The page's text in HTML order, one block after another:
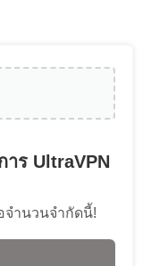
ร UltraVPN
จำนวนจำกัดนี้!